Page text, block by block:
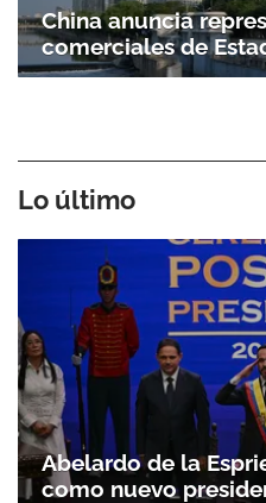
China anuncia
comerciales de
Lo último
Abelardo de la
como nuevo